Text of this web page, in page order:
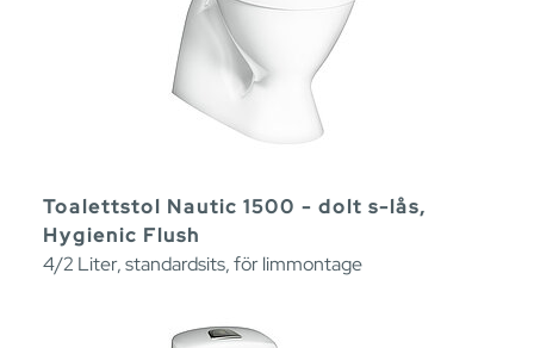
Toalettstol Nautic 1500 - dolt s-lås,
Hygienic Flush
4/2 Liter, standardsits, för limmontage